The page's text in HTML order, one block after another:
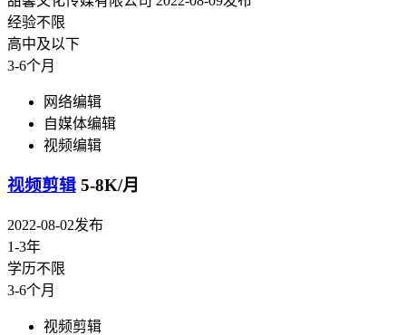
经验不限
高中及以下
3-6个月
网络编辑
自媒体编辑
视频编辑
视频剪辑 5-8K/月
2022-08-02发布
1-3年
学历不限
3-6个月
视频剪辑